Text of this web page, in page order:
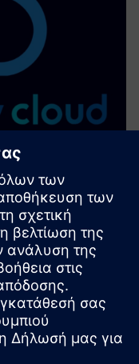
based
στο cloud στον
and Security by
εποχής στην